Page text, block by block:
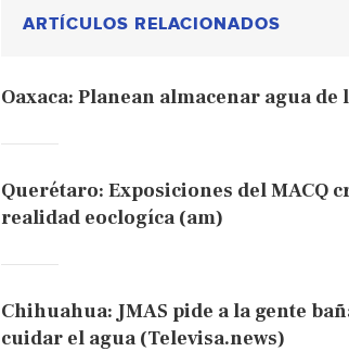
ARTÍCULOS RELACIONADOS
Oaxaca: Planean almacenar agua
Querétaro: Exposiciones del MACQ
realidad eoclogíca (am)
Chihuahua: JMAS pide a la gente
cuidar el agua (Televisa.news)